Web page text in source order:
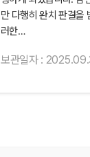
만 다행히 완치 판결을
러한…
보관일자 :